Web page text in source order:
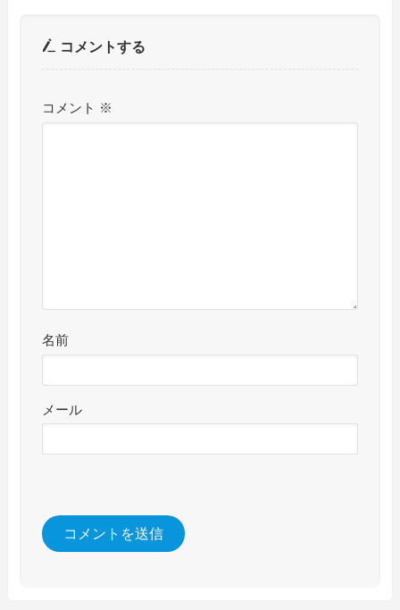
コメントする
コメント ※
名前
メール